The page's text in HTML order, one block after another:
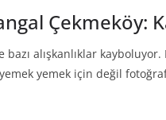
Çekmeköy:
alışkanlıklar
yemek için değil